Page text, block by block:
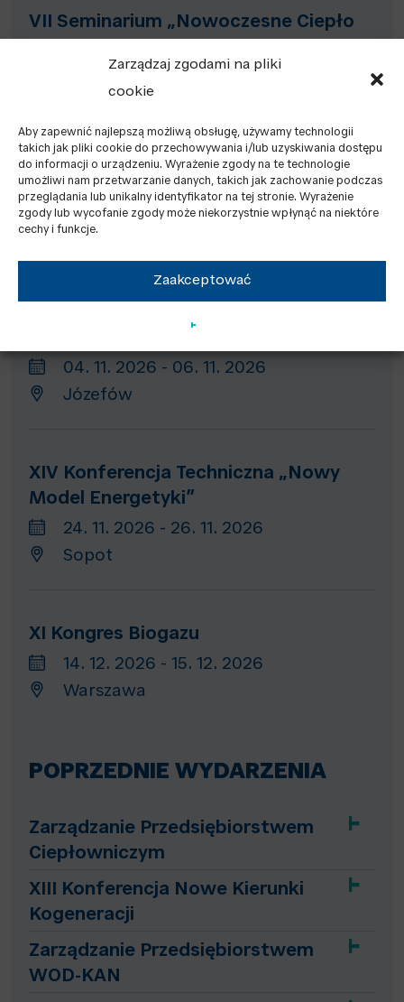
Zarządzaj zgodami na pliki
cookie
Aby zapewnić najlepszą możliwą obsługę, używamy technologii
takich jak pliki cookie do przechowywania i/lub uzyskiwania dostępu
do informacji o urządzeniu. Wyrażenie zgody na te technologie
umożliwi nam przetwarzanie danych, takich jak zachowanie podczas
przeglądania lub unikalny identyfikator na tej stronie. Wyrażenie
zgody lub wycofanie zgody może niekorzystnie wpłynąć na niektóre
cechy i funkcje.
Zaakceptować
VII Seminarium „Nowoczesne Ciepło
odpadowe, magazyny ciepła”
IV Kongres Energetyki Rozproszonej
04. 11. 2026 - 05. 11. 2026
Centrum Kongresowe ICE Kraków
04. 11. 2026 - 06. 11. 2026
Józefów
XIV Konferencja Techniczna „Nowy
Model Energetyki”
24. 11. 2026 - 26. 11. 2026
Sopot
XI Kongres Biogazu
14. 12. 2026 - 15. 12. 2026
Warszawa
POPRZEDNIE WYDARZENIA
Zarządzanie Przedsiębiorstwem
Ciepłowniczym
XIII Konferencja Nowe Kierunki
Kogeneracji
Zarządzanie Przedsiębiorstwem
WOD-KAN